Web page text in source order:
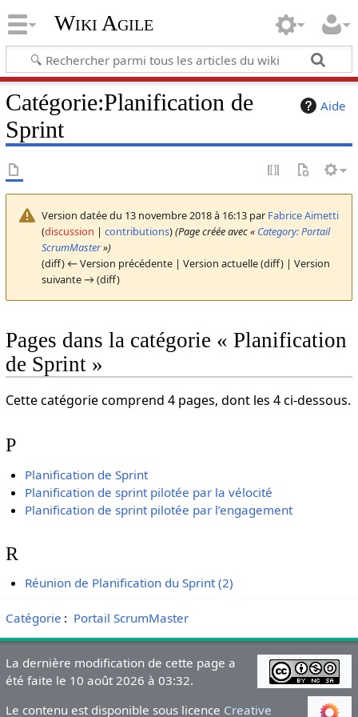
Wiki Agile
Aide
Catégorie:Planification de
Sprint
Version datée du 13 novembre 2018 à 16:13 par Fabrice Aimetti
(discussion | contributions)(Page créée avec « Category: Portail
ScrumMaster»)
(diff) ← Version précédente | Version actuelle (diff) | Version
suivante → (diff)
Pages dans la catégorie « Planification
de Sprint »
Cette catégorie comprend 4 pages, dont les 4 ci-dessous.
P
Planification de Sprint
Planification de sprint pilotée par la vélocité
Planification de sprint pilotée par l’engagement
R
Réunion de Planification du Sprint (2)
Catégorie : Portail ScrumMaster
La dernière modification de cette page a
été faite le 10 août 2026 à 03:32.
Le contenu est disponible sous licence Creative